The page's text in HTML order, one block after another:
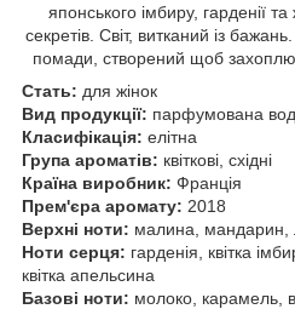
японського імбиру, гарденії
секретів. Світ, витканий із
помади, створений щоб
Стать: для жінок
Вид продукції: парфумована
Класифікація: елітна
Група ароматів: квіткові, східні
Країна виробник: Франція
Прем'єра аромату: 2018
Верхні ноти: малина, мандарин,
Ноти серця: гарденія, квітка
квітка апельсина
Базові ноти: молоко, карамель,